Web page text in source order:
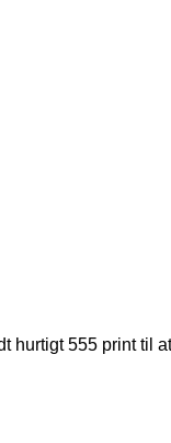
hurtigt 555 print til